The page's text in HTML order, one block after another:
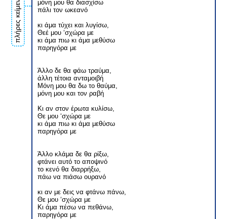
πλήρες κείμενο
μόνη μου θα διασχίσω
πάλι τον ωκεανό
κι άμα τύχει και λυγίσω,
Θεέ μου ‘σχώρα με
κι άμα πιω κι άμα μεθύσω
παρηγόρα με
Άλλο δε θα φάω τραύμα,
άλλη τέτοια ανταμοιβή
Μόνη μου θα δω το θαύμα,
μόνη μου και τον ραβή
Κι αν στον έρωτα κυλίσω,
Θε μου ‘σχώρα με
κι άμα πιω κι άμα μεθύσω
παρηγόρα με
Άλλο κλάμα δε θα ρίξω,
φτάνει αυτό το αποψινό
το κενό θα διαρρήξω,
πάω να πιάσω ουρανό
κι αν με δεις να φτάνω πάνω,
Θε μου ‘σχώρα με
Κι άμα πέσω να πεθάνω,
παρηγόρα με